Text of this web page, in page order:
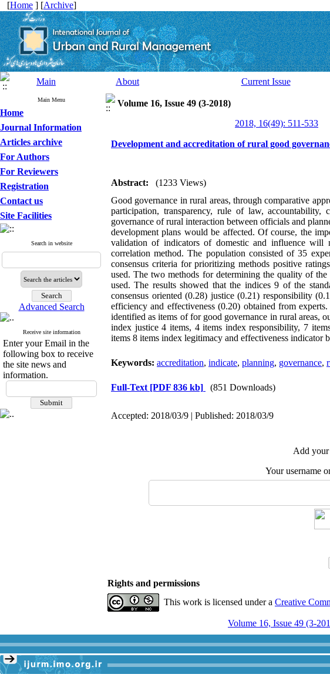
[Home ] [Archive]
Main About Current Issue
Main Menu
Home
Journal Information
Articles archive
For Authors
For Reviewers
Registration
Contact us
Site Facilities
Search in website
Advanced Search
Receive site information
Enter your Email in the
following box to receive
the site news and
information.
Volume 16, Issue 49 (3-2018)
2018, 16(49): 511-533
Development and accreditation of rural good
Abstract:
(1233 Views)
Good governance in rural areas, through comparative
participation, transparency, rule of law,
governance of rural interaction between officials and
development plans would be affected. Of course, the
validation of indicators of domestic and influence will
correlation method. The population consisted of 35
consensus criteria for prioritizing methods positive
used. The two methods for determining the quality of
used. The results showed that the indices 9 of the
consensus oriented (0.28) justice (0.21) responsibility
efficiency and effectiveness (0.20) obtained from
identified as items of for good governance in rural areas,
index justice 4 items, 4 items index responsibility, 7
items 8 items index legitimacy and effectiveness indicator
Keywords: accreditation, indicate, planning, governance,
Full-Text [PDF 836 kb] (851 Downloads)
Accepted: 2018/03/9 | Published: 2018/03/9
Add your
Your username
Rights and permissions
This work is licensed under a Creative
Volume 16, Issue 49 (3-